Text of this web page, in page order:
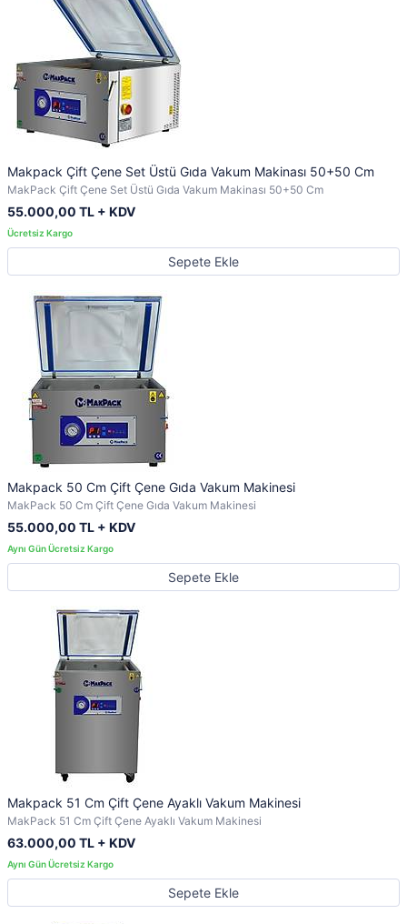
Makpack Çift Çene Set Üstü Gıda Vakum Makinası 50+50 Cm
MakPack Çift Çene Set Üstü Gıda Vakum Makinası 50+50 Cm
55.000,00 TL + KDV
Sepete Ekle
Makpack 50 Cm Çift Çene Gıda Vakum Makinesi
MakPack 50 Cm Çift Çene Gıda Vakum Makinesi
55.000,00 TL + KDV
Sepete Ekle
Makpack 51 Cm Çift Çene Ayaklı Vakum Makinesi
MakPack 51 Cm Çift Çene Ayaklı Vakum Makinesi
63.000,00 TL + KDV
Sepete Ekle